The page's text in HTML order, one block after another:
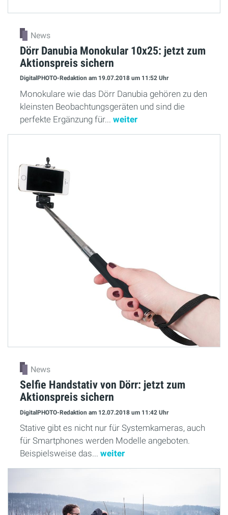
News
Dörr Danubia Monokular 10x25: jetzt zum
Aktionspreis sichern
DigitalPHOTO-Redaktion am 19.07.2018 um 11:52 Uhr
Monokulare wie das Dörr Danubia gehören zu den
kleinsten Beobachtungsgeräten und sind die
perfekte Ergänzung für... weiter
News
Selfie Handstativ von Dörr: jetzt zum
Aktionspreis sichern
DigitalPHOTO-Redaktion am 12.07.2018 um 11:42 Uhr
Stative gibt es nicht nur für Systemkameras, auch
für Smartphones werden Modelle angeboten.
Beispielsweise das... weiter